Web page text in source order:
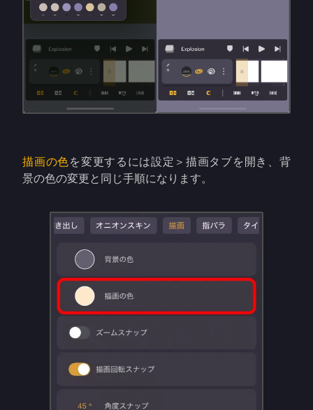
描画の色を変更するには設定＞描画タブを開き、背
景の色の変更と同じ手順になります。